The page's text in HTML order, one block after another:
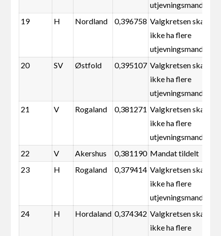
utjevningsmandater
19
H Nordland 0,396758 Valgkretsen skal
ikke ha flere
utjevningsmandater
20
SV Østfold 0,395107 Valgkretsen skal
ikke ha flere
utjevningsmandater
21
V Rogaland 0,381271 Valgkretsen skal
ikke ha flere
utjevningsmandater
22
V Akershus 0,381190 Mandat tildelt
23
H Rogaland 0,379414 Valgkretsen skal
ikke ha flere
utjevningsmandater
24
H Hordaland 0,374342 Valgkretsen skal
ikke ha flere